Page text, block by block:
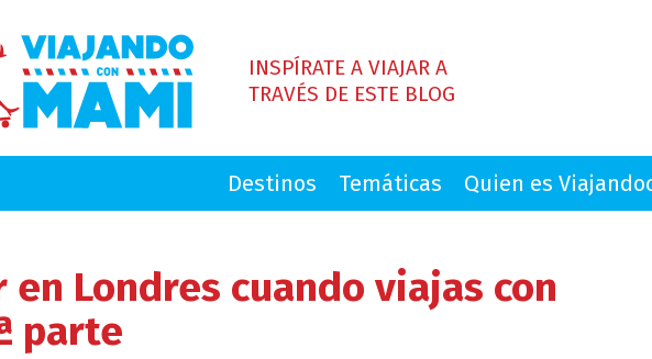
INSPÍRATE A VIAJAR A
TRAVÉS DE ESTE BLOG
Destinos Temáticas Quien es
en Londres cuando viajas con
parte